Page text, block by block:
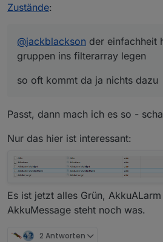
oder zahl ... beim anlegen
angezeigt aber in der
Zustände:
@jackblackson der einfachheit
gruppen ins filterarray legen
so oft kommt da ja nichts dazu
Passt, dann mach ich es so -
Nur das hier ist interessant:
Es ist jetzt alles Grün,
AkkuMessage steht noch was.
2 Antworten